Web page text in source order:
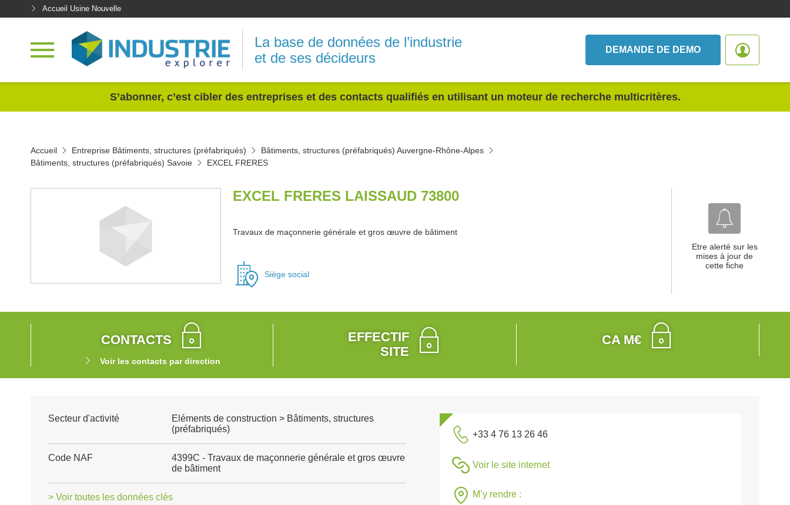
Accueil Usine Nouvelle
La base de données de l’industrie
et de ses décideurs
DEMANDE DE DEMO
S’abonner, c’est cibler des entreprises et des contacts qualifiés en utilisant un moteur de recherche multicritères.
Accueil Entreprise Bâtiments, structures (préfabriqués)
Bâtiments, structures (préfabriqués) Auvergne-Rhône-Alpes
Bâtiments, structures (préfabriqués) Savoie
EXCEL FRERES
EXCEL FRERES LAISSAUD 73800
Travaux de maçonnerie générale et gros œuvre de bâtiment
Siège social
Etre alerté sur les
mises à jour de
cette fiche
CONTACTS
Voir les contacts par direction
EFFECTIF
SITE
CA M€
Secteur d'activité
Eléments de construction > Bâtiments, structures
(préfabriqués)
Code NAF
4399C - Travaux de maçonnerie générale et gros œuvre
de bâtiment
> Voir toutes les données clés
+33 4 76 13 26 46
Voir le site internet
M’y rendre :